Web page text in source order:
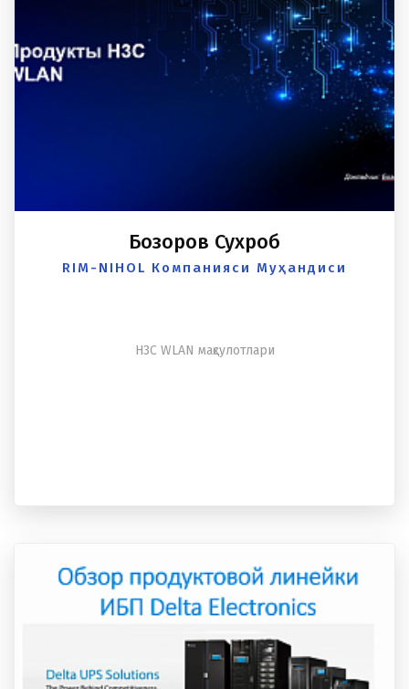
Бозоров Сухроб
RIM-NIHOL Компанияси Муҳандиси
H3C WLAN маҳсулотлари